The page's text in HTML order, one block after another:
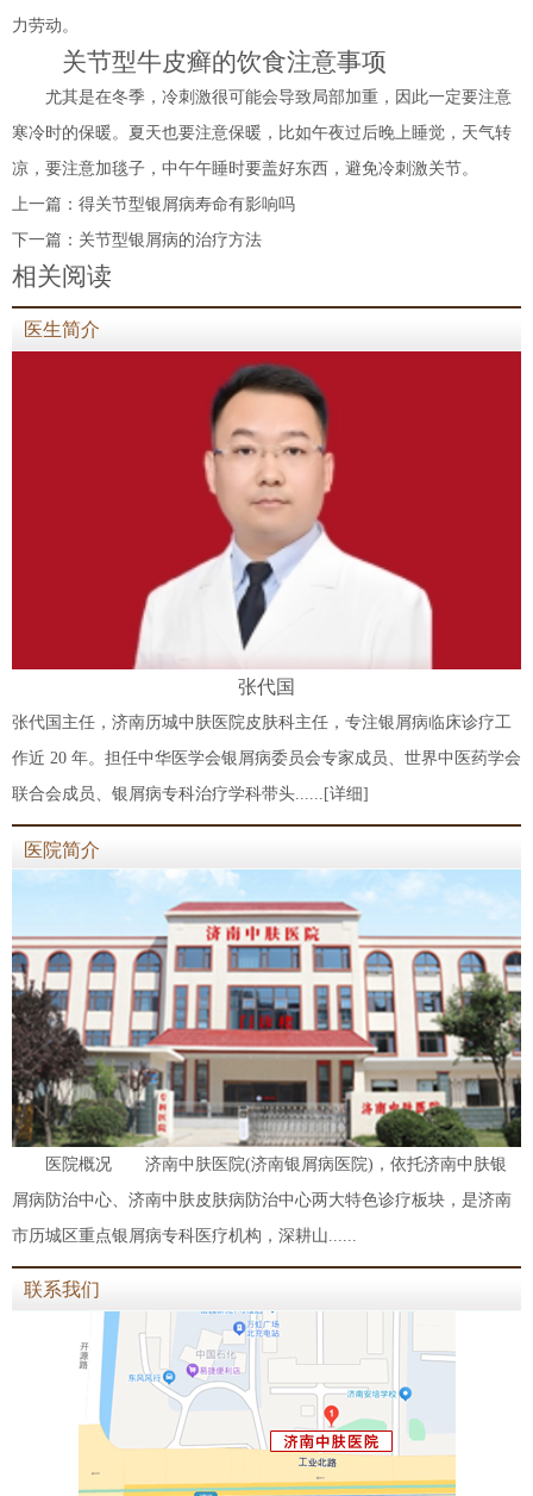
力劳动。
关节型牛皮癣的饮食注意事项
尤其是在冬季，冷刺激很可能会导致局部加重，因此一定要注意
寒冷时的保暖。夏天也要注意保暖，比如午夜过后晚上睡觉，天气转
凉，要注意加毯子，中午午睡时要盖好东西，避免冷刺激关节。
上一篇： 得关节型银屑病寿命有影响吗
下一篇： 关节型银屑病的治疗方法
相关阅读
医生简介
张代国
张代国主任，济南历城中肤医院皮肤科主任，专注银屑病临床诊疗工
作近 20 年。担任中华医学会银屑病委员会专家成员、世界中医药学会
联合会成员、银屑病专科治疗学科带头...... [详细]
医院简介
医院概况 济南中肤医院(济南银屑病医院)，依托济南中肤银
屑病防治中心、济南中肤皮肤病防治中心两大特色诊疗板块，是济南
市历城区重点银屑病专科医疗机构，深耕山......
联系我们